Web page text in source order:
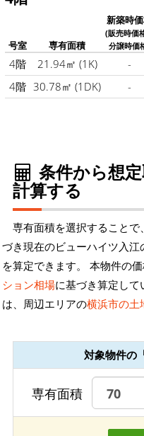
号室 専有面積
新築時
(販売時価
分譲時価
4階 21.94㎡ (1K) -
4階 30.78㎡ (1DK) -
条件から想
計算する
専有面積を選択すること
づき現在のビューハイツ入
を算定できます。 本物件の
ション相場に基づき算定し
は、周辺エリアの横浜市の土
対象物件の
専有面積